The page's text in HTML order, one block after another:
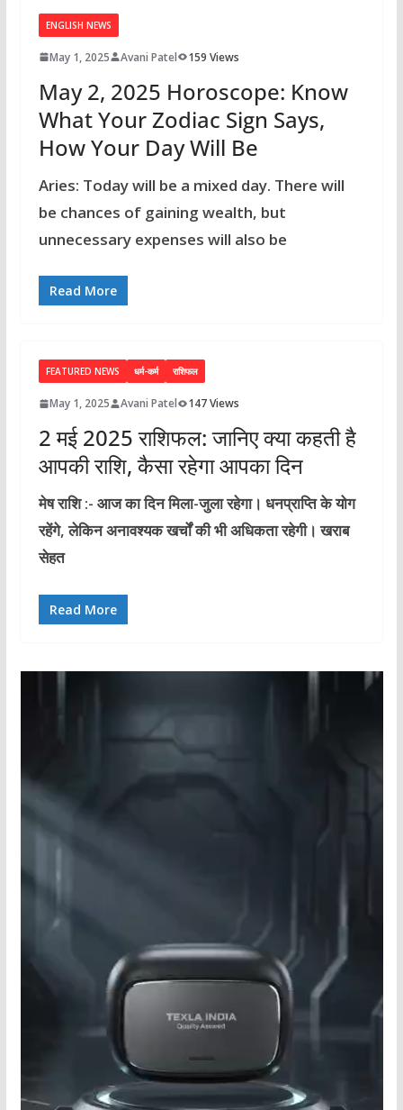
ENGLISH NEWS
May 1, 2025 Avani Patel 159 Views
May 2, 2025 Horoscope: Know
What Your Zodiac Sign Says,
How Your Day Will Be
Aries: Today will be a mixed day. There will
be chances of gaining wealth, but
unnecessary expenses will also be
Read More
FEATURED NEWS धर्म-कर्म राशिफल
May 1, 2025 Avani Patel 147 Views
2 मई 2025 राशिफल: जानिए क्या कहती है
आपकी राशि, कैसा रहेगा आपका दिन
मेष राशि :- आज का दिन मिला-जुला रहेगा। धनप्राप्ति के योग
रहेंगे, लेकिन अनावश्यक खर्चों की भी अधिकता रहेगी। खराब
सेहत
Read More